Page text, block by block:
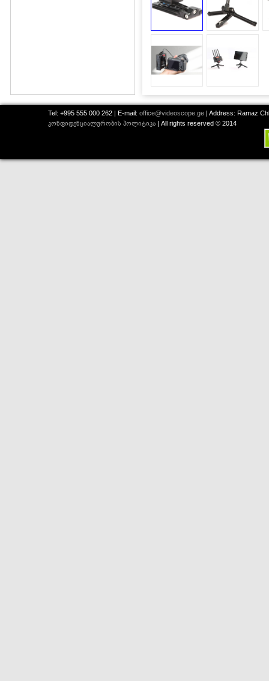
Tel: +995 555 000 262 | E-mail: office@videoscope.ge | Address: Ramaz
კონფიდენციალურობის პოლიტიკა | All rights reserved © 2014